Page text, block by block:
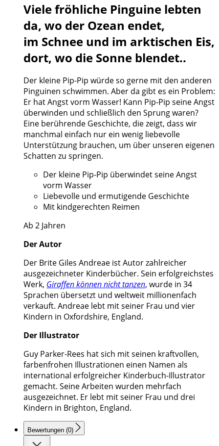
Viele fröhliche Pinguine lebten
da, wo der Ozean endet,
im Schnee und im arktischen Eis,
dort, wo die Sonne blendet..
Der kleine Pip-Pip würde so gerne mit den anderen
Pinguinen schwimmen. Aber da gibt es ein Problem:
Er hat Angst vorm Wasser! Kann Pip-Pip seine Angst
überwinden und schließlich den Sprung waren?
Eine berührende Geschichte, die zeigt, dass wir
manchmal einfach nur ein wenig liebevolle
Unterstützung brauchen, um über unseren eigenen
Schatten zu springen.
Der kleine Pip-Pip überwindet seine Angst
vorm Wasser
Liebevolle und ermutigende Geschichte
Mit kindgerechten Reimen
Ab 2 Jahren
Der Autor
Der Brite Giles Andreae ist Autor zahlreicher
ausgezeichneter Kinderbücher. Sein erfolgreichstes
Werk, Giraffen können nicht tanzen, wurde in 34
Sprachen übersetzt und weltweit millionenfach
verkauft. Andreae lebt mit seiner Frau und vier
Kindern in Oxfordshire, England.
Der Illustrator
Guy Parker-Rees hat sich mit seinen kraftvollen,
farbenfrohen Illustrationen einen Namen als
international erfolgreicher Kinderbuch-Illustrator
gemacht. Seine Arbeiten wurden mehrfach
ausgezeichnet. Er lebt mit seiner Frau und drei
Kindern in Brighton, England.
Bewertungen (0)